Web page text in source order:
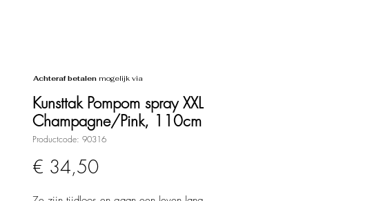
Kunsttak Pompom spray XXL
Champagne/Pink, 110cm
Productcode: 90316
€ 34,50Prijs
Achteraf betalen mogelijk via